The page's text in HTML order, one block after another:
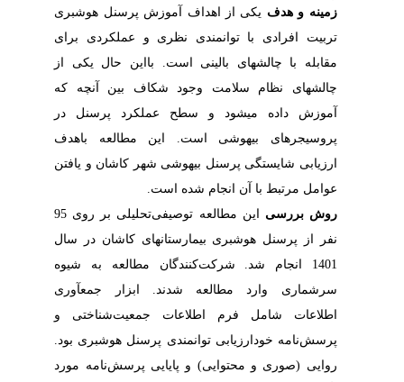
زمینه و هدفیکی از اهداف آموزش پرسنل هوشبری
تربیت افرادی با توانمندی نظری و عملکردی برای
مقابله با چالش‏های بالینی است. بااین حال یکی از
چالش‏های نظام سلامت وجود شکاف بین آنچه که
آموزش داده می‏شود و سطح عملکرد پرسنل در
پروسیجرهای بیهوشی است. این مطالعه باهدف
ارزیابی شایستگی پرسنل بیهوشی شهر کاشان و یافتن
عوامل مرتبط با آن انجام شده است.
روش بررسی
این مطالعه توصیفی‌تحلیلی بر روی 95
نفر از پرسنل هوشبری بیمارستان‏های کاشان در سال
1401 انجام شد. شرکت‌کنندگان مطالعه به شیوه
سرشماری وارد مطالعه شدند. ابزار جمع‏آوری
اطلاعات شامل فرم اطلاعات جمعیت‌شناختی و
پرسش‌نامه خودارزیابی توانمندی پرسنل هوشبری بود.
روایی (صوری و محتوایی) و پایایی پرسش‌نامه مورد